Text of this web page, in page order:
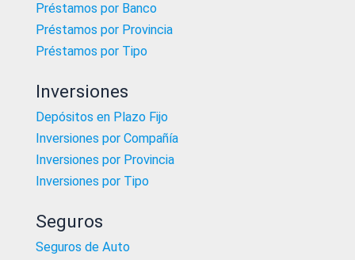
Préstamos por Banco
Préstamos por Provincia
Préstamos por Tipo
Inversiones
Depósitos en Plazo Fijo
Inversiones por Compañía
Inversiones por Provincia
Inversiones por Tipo
Seguros
Seguros de Auto